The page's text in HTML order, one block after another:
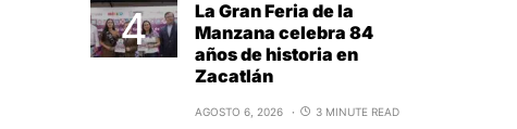
La Gran Feria de la
Manzana celebra 84
años de historia en
Zacatlán
AGOSTO 6, 2026 3 MINUTE READ